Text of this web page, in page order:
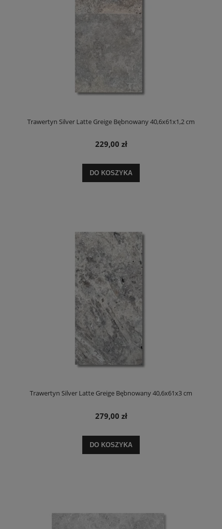
Trawertyn Silver Latte Greige Bębnowany 40,6x61x1,2 cm
229,00 zł
DO KOSZYKA
Trawertyn Silver Latte Greige Bębnowany 40,6x61x3 cm
279,00 zł
DO KOSZYKA